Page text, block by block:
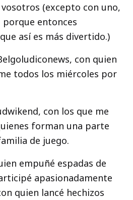
(excepto con uno,
entonces
así es más divertido.)
con quien
todos los miércoles por
con los que me
forman una parte
de juego.
empuñé espadas de
apasionadamente
quien lancé hechizos